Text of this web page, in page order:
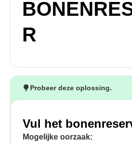
R
Probeer deze oplossing.
Vul het
Mogelijke oorzaak: